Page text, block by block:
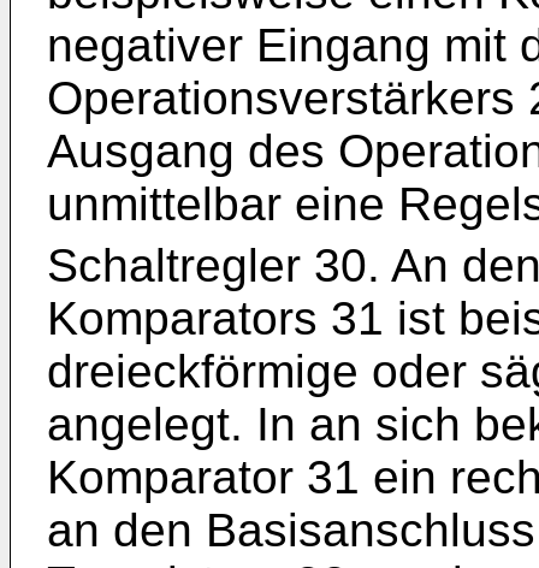
negativer Eingang mit
Operationsverstärkers
Ausgang des
unmittelbar eine
Schaltregler 30. An
Komparators 31 ist
dreieckförmige oder
angelegt. In an sich
Komparator 31 ein
an den